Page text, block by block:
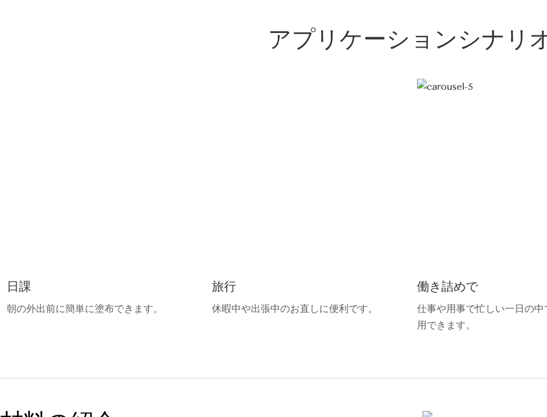
アプリケーションシナリ
日課
朝の外出前に簡単に塗布できます。
旅行
休暇中や出張中のお直しに便利です。
働き詰めで
仕事や用事で忙しい一日の中
用できます。